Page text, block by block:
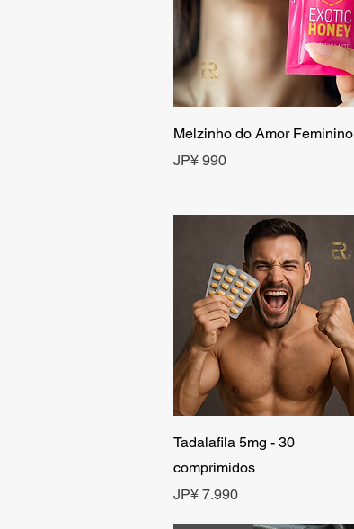
Visualização rápida
Melzinho do Amor Feminino
Preço
JP¥ 990
Visualização rápida
Tadalafila 5mg - 30
comprimidos
Preço
JP¥ 7.990